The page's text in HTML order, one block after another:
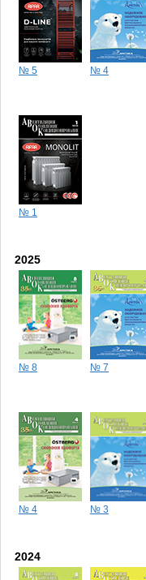
№ 5 № 4
№ 1
2025
№ 8 № 7
№ 4 № 3
2024